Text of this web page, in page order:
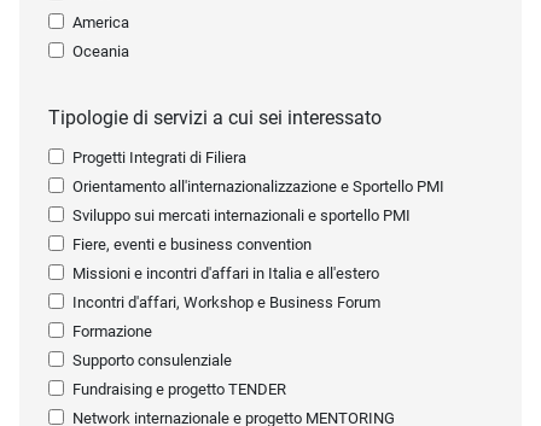
America
Oceania
Tipologie di servizi a cui sei interessato
Progetti Integrati di Filiera
Orientamento all'internazionalizzazione e Sportello PMI
Sviluppo sui mercati internazionali e sportello PMI
Fiere, eventi e business convention
Missioni e incontri d'affari in Italia e all'estero
Incontri d'affari, Workshop e Business Forum
Formazione
Supporto consulenziale
Fundraising e progetto TENDER
Network internazionale e progetto MENTORING